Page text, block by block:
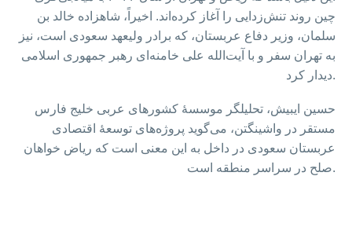
چین روند تنش‌زدایی را آغاز کرده‌اند. اخیراً، شاهزاده خالد بن
سلمان، وزیر دفاع عربستان، که برادر ولیعهد سعودی است، نیز
به تهران سفر و با آیت‌الله علی خامنه‌ای رهبر جمهوری اسلامی
دیدار کرد.
حسین ایبیش، تحلیلگر موسسهٔ کشورهای عربی خلیج فارس
مستقر در واشینگتن، می‌گوید پروژه‌های توسعهٔ اقتصادی
عربستان سعودی در داخل به این معنی است که ریاض خواهان
صلح در سراسر منطقه است.